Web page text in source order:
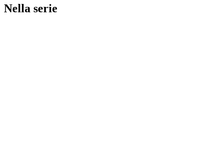
Nella serie